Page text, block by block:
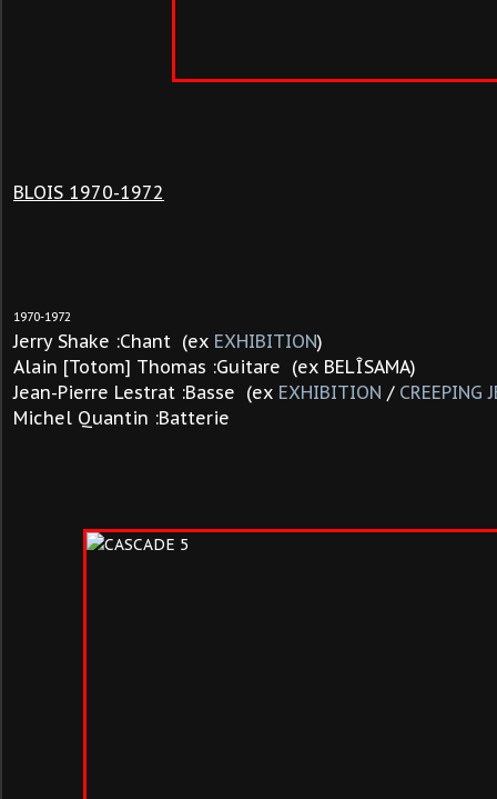
BLOIS 1970-1972
1970-1972
Jerry Shake :Chant (ex EXHIBITION)
Alain [Totom] Thomas :Guitare (ex BELÎSAMA)
Jean-Pierre Lestrat :Basse (ex EXHIBITION / CREEPING
Michel Quantin :Batterie